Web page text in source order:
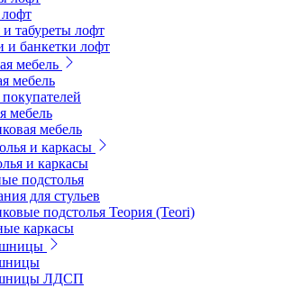
и табуреты лофт
и банкетки лофт
мебель
мебель
мебель
мебель
и каркасы
и каркасы
подстолья
для стульев
подстолья Теория (Teori)
каркасы
ЛДСП